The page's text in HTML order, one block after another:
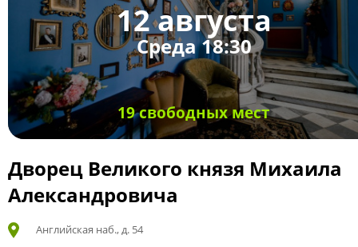
12 августа
Среда 18:30
19 свободных мест
Дворец Великого князя Михаила
Александровича
Английская наб., д. 54